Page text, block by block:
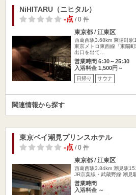
NiHITARU（ニヒタル）
-点/ 0 件
東京都 / 江東区
西葛西駅3.68km 東陽町駅
東京メトロ東西線「東陽
出口を出て…
営業時間 6:30～25:30
入浴料金 1,500円～
日帰り サウナ
関連情報から探す
東京ベイ潮見プリンスホテル
-点/ 0 件
東京都 / 江東区
西葛西駅3.84km 潮見駅
JR京葉線・武蔵野線 潮
営業時間
入浴料金 ～